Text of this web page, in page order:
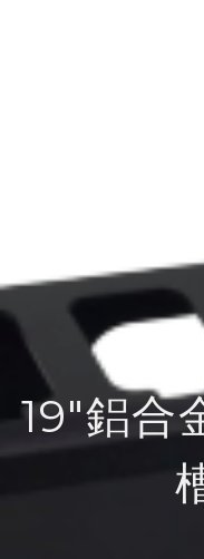
19″鋁合